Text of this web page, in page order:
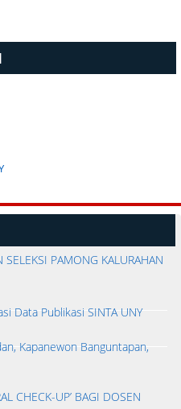
SELEKSI PAMONG KALURAHAN
Data Publikasi SINTA UNY
Kapanewon Banguntapan,
CHECK-UP’ BAGI DOSEN